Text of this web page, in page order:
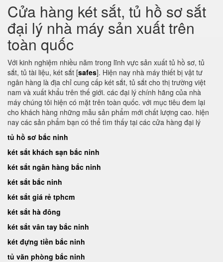
Cửa hàng két sắt, tủ hồ sơ sắt
đại lý nhà máy sản xuất trên
toàn quốc
Với kinh nghiệm nhiều năm trong lĩnh vực sản xuất tủ hồ sơ, tủ
sắt, tủ tài liệu, két sắt [safes]. Hiện nay nhà máy thiết bị vật tư
ngân hàng là địa chỉ cung cấp két sắt, tủ sắt cho thị trường việt
nam và xuất khẩu trên thế giới. các đại lý chính hãng của nhà
máy chúng tôi hiện có mặt trên toàn quốc. với mục tiêu đem lại
cho khách hàng những mẫu sản phẩm mới chất lượng cao. hiện
nay các sản phẩm bạn có thể tìm thấy tại các cửa hàng đại lý
tủ hồ sơ bắc ninh
két sắt khách sạn bắc ninh
két sắt ngân hàng bắc ninh
két sắt bắc ninh
két sắt giá rẻ tphcm
két sắt hà đông
két sắt vân tay bắc ninh
két đựng tiền bắc ninh
tủ văn phòng bắc ninh